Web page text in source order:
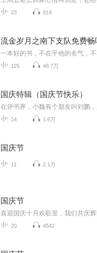
23 914
流金岁月之南下支队免费畅
125 48.7万
国庆特辑（国庆节快乐）
14 1.6万
国庆节
11 2.1万
国庆节
20 4542